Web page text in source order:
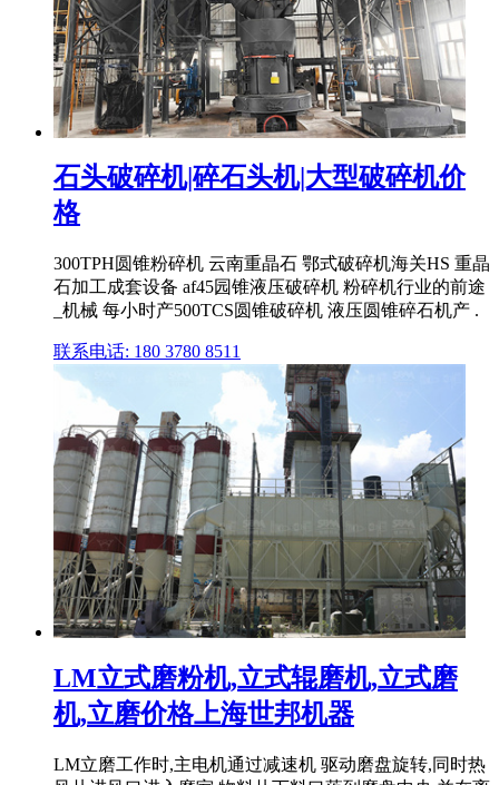
石头破碎机|碎石头机|大型破碎机价
格
300TPH圆锥粉碎机 云南重晶石 鄂式破碎机海关HS 重晶
石加工成套设备 af45园锥液压破碎机 粉碎机行业的前途
_机械 每小时产500TCS圆锥破碎机 液压圆锥碎石机产 .
联系电话: 180 3780 8511
LM立式磨粉机,立式辊磨机,立式磨
机,立磨价格上海世邦机器
LM立磨工作时,主电机通过减速机 驱动磨盘旋转,同时热